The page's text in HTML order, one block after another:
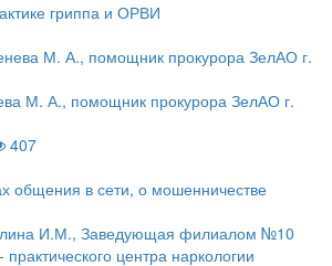
гриппа и ОРВИ
М. А., помощник прокурора ЗелАО г.
407
общения в сети, о мошенничестве